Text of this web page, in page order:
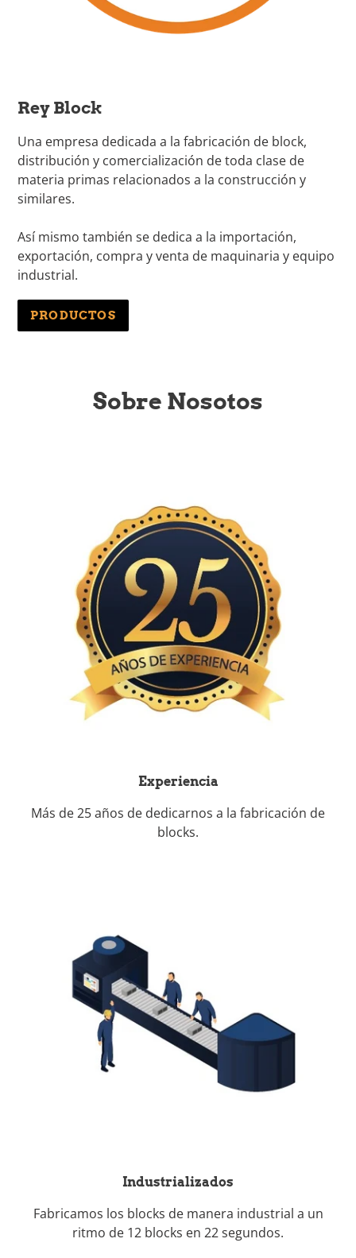
Rey Block
Una empresa dedicada a la fabricación de block,
distribución y comercialización de toda clase de
materia primas relacionados a la construcción y
similares.
Así mismo también se dedica a la importación,
exportación, compra y venta de maquinaria y equipo
industrial.
PRODUCTOS
Sobre Nosotos
Experiencia
Más de 25 años de dedicarnos a la fabricación de
blocks.
Industrializados
Fabricamos los blocks de manera industrial a un
ritmo de 12 blocks en 22 segundos.